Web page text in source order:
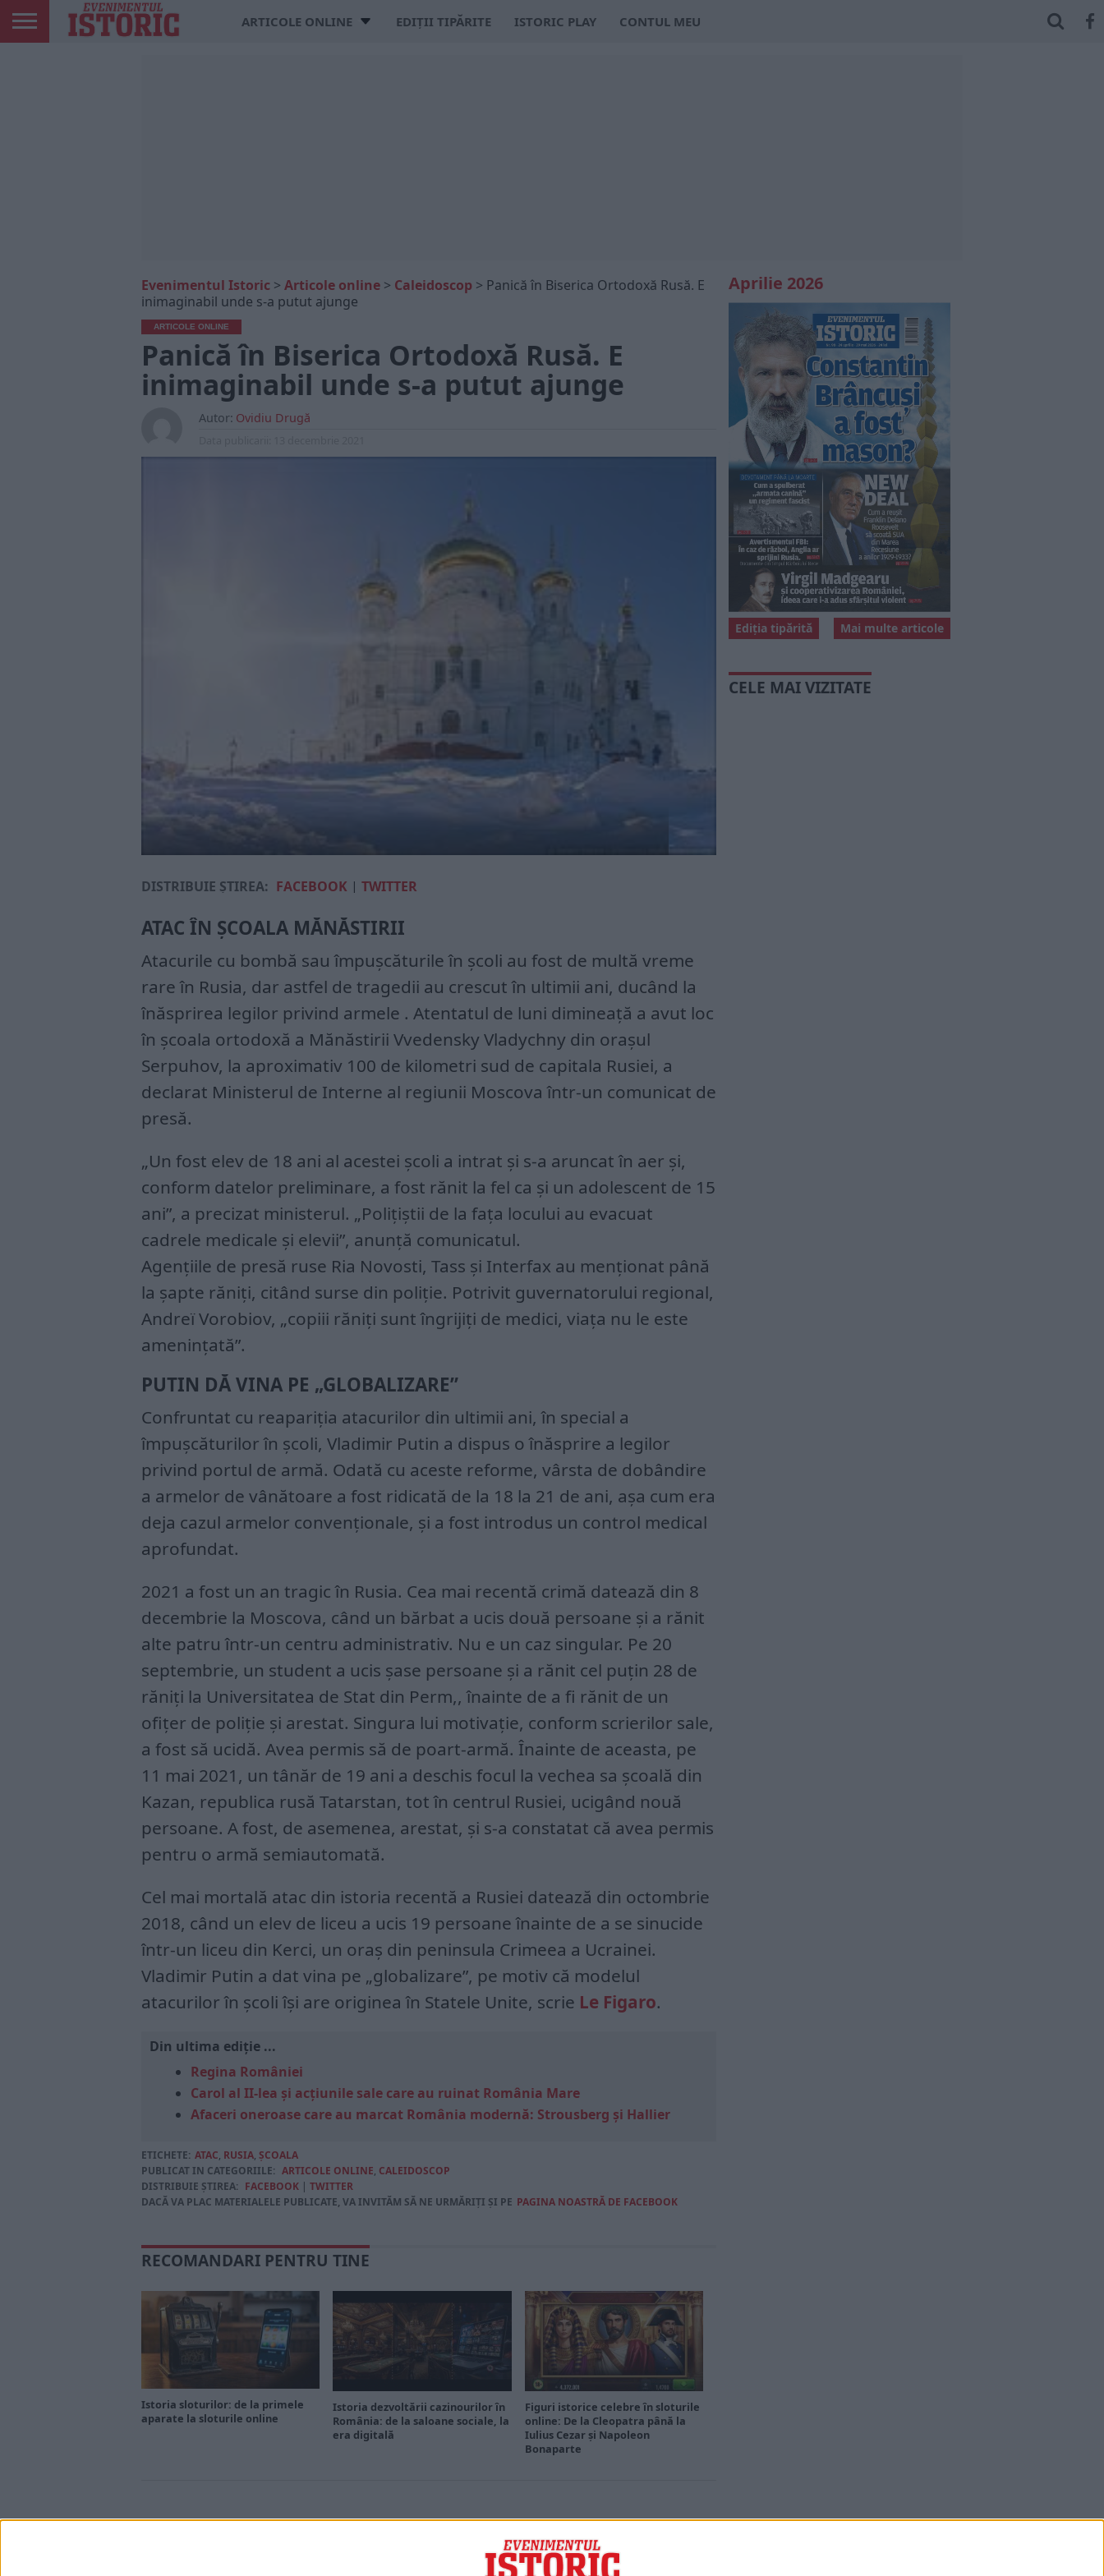
ARTICOLE ONLINE EDIȚII TIPĂRITE ISTORIC PLAY CONTUL MEU
Evenimentul Istoric > Articole online > Caleidoscop > Panică în Biserica Ortodoxă Rusă. E
inimaginabil unde s-a putut ajunge
ARTICOLE ONLINE
Panică în Biserica Ortodoxă Rusă. E
inimaginabil unde s-a putut ajunge
Autor: Ovidiu Drugă
DISTRIBUIE ȘTIREA: FACEBOOK | TWITTER
ATAC ÎN ȘCOALA MĂNĂSTIRII
Atacurile cu bombă sau împușcăturile în școli au fost de multă vreme
rare în Rusia, dar astfel de tragedii au crescut în ultimii ani, ducând la
înăsprirea legilor privind armele . Atentatul de luni dimineață a avut loc
în școala ortodoxă a Mănăstirii Vvedensky Vladychny din orașul
Serpuhov, la aproximativ 100 de kilometri sud de capitala Rusiei, a
declarat Ministerul de Interne al regiunii Moscova într-un comunicat de
presă.
„Un fost elev de 18 ani al acestei școli a intrat și s-a aruncat în aer și,
conform datelor preliminare, a fost rănit la fel ca și un adolescent de 15
ani”, a precizat ministerul. „Polițiștii de la fața locului au evacuat
cadrele medicale și elevii”, anunță comunicatul.
Agențiile de presă ruse Ria Novosti, Tass și Interfax au menționat până
la șapte răniți, citând surse din poliție. Potrivit guvernatorului regional,
Andreï Vorobiov, „copiii răniți sunt îngrijiți de medici, viața nu le este
amenințată”.
PUTIN DĂ VINA PE „GLOBALIZARE”
Confruntat cu reapariția atacurilor din ultimii ani, în special a
împușcăturilor în școli, Vladimir Putin a dispus o înăsprire a legilor
privind portul de armă. Odată cu aceste reforme, vârsta de dobândire
a armelor de vânătoare a fost ridicată de la 18 la 21 de ani, așa cum era
deja cazul armelor convenționale, și a fost introdus un control medical
aprofundat.
2021 a fost un an tragic în Rusia. Cea mai recentă crimă datează din 8
decembrie la Moscova, când un bărbat a ucis două persoane și a rănit
alte patru într-un centru administrativ. Nu e un caz singular. Pe 20
septembrie, un student a ucis șase persoane și a rănit cel puțin 28 de
răniți la Universitatea de Stat din Perm,, înainte de a fi rănit de un
ofițer de poliție și arestat. Singura lui motivație, conform scrierilor sale,
a fost să ucidă. Avea permis să de poart-armă. Înainte de aceasta, pe
11 mai 2021, un tânăr de 19 ani a deschis focul la vechea sa școală din
Kazan, republica rusă Tatarstan, tot în centrul Rusiei, ucigând nouă
persoane. A fost, de asemenea, arestat, și s-a constatat că avea permis
pentru o armă semiautomată.
Cel mai mortală atac din istoria recentă a Rusiei datează din octombrie
2018, când un elev de liceu a ucis 19 persoane înainte de a se sinucide
într-un liceu din Kerci, un oraș din peninsula Crimeea a Ucrainei.
Vladimir Putin a dat vina pe „globalizare”, pe motiv că modelul
atacurilor în școli își are originea în Statele Unite, scrie Le Figaro.
Din ultima ediție ...
Regina României
Carol al II-lea și acțiunile sale care au ruinat România Mare
Afaceri oneroase care au marcat România modernă: Strousberg și Hallier
ETICHETE: ATAC, RUSIA, ȘCOALA
PUBLICAT IN CATEGORIILE: ARTICOLE ONLINE, CALEIDOSCOP
DISTRIBUIE ȘTIREA: FACEBOOK | TWITTER
DACĂ VA PLAC MATERIALELE PUBLICATE, VA INVITĂM SĂ NE URMĂRIȚI ȘI PE PAGINA NOASTRĂ DE FACEBOOK
RECOMANDARI PENTRU TINE
Istoria sloturilor: de la primele
aparate la sloturile online
Istoria dezvoltării cazinourilor în
România: de la saloane sociale, la
era digitală
Figuri istorice celebre în sloturile
online: De la Cleopatra până la
Iulius Cezar și Napoleon
Bonaparte
Aprilie 2026
Mai multe articole
Ediția tipărită
CELE MAI VIZITATE